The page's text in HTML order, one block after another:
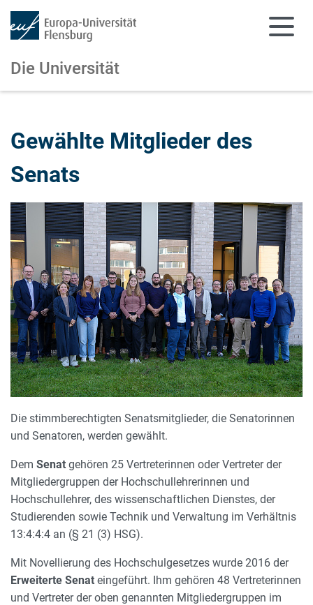
Die Universität
Gewählte Mitglieder des
Senats
Die stimmberechtigten Senatsmitglieder, die Senatorinnen
und Senatoren, werden gewählt.
Dem Senat gehören 25 Vertreterinnen oder Vertreter der
Mitgliedergruppen der Hochschullehrerinnen und
Hochschullehrer, des wissenschaftlichen Dienstes, der
Studierenden sowie Technik und Verwaltung im Verhältnis
13:4:4:4 an (§ 21 (3) HSG).
Mit Novellierung des Hochschulgesetzes wurde 2016 der
Erweiterte Senat eingeführt. Ihm gehören 48 Vertreterinnen
und Vertreter der oben genannten Mitgliedergruppen im